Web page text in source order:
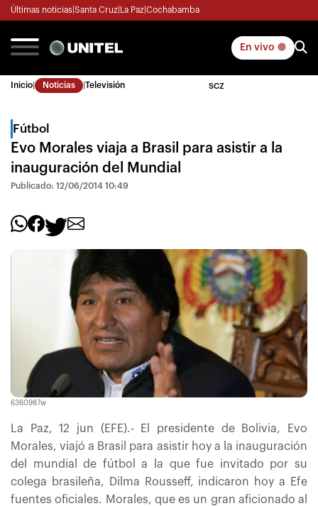
Últimas noticias Santa Cruz La Paz Cochabamba
En vivo
Inicio Noticias Televisión SCZ
Fútbol
Evo Morales viaja a Brasil para asistir a la
inauguración del Mundial
Publicado: 12/06/2014 10:49
6360987w
La Paz, 12 jun (EFE).- El presidente de Bolivia, Evo
Morales, viajó a Brasil para asistir hoy a la inauguración
del mundial de fútbol a la que fue invitado por su
colega brasileña, Dilma Rousseff, indicaron hoy a Efe
fuentes oficiales. Morales, que es un gran aficionado al